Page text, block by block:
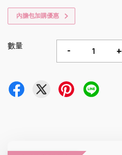
內膽包加購優惠
數量 - +